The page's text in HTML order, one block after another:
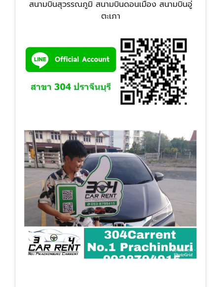
สนามบินสุวรรณภูมิ สนามบินดอนเมือง สนามบินอู่
ตะเภา